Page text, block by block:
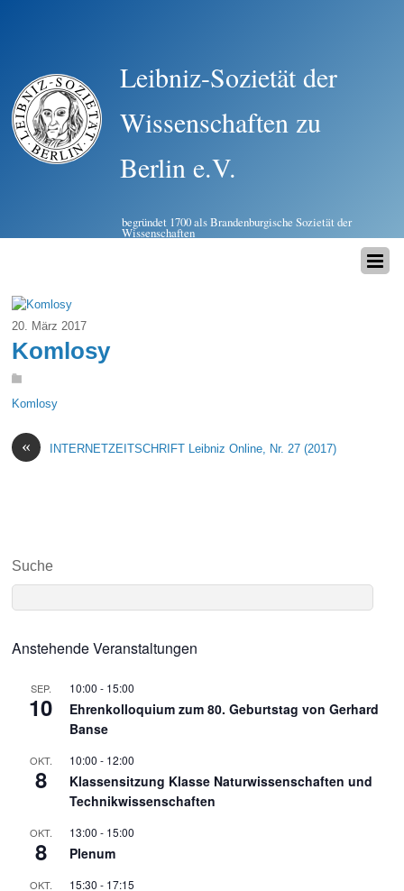
Leibniz-Sozietät der
Wissenschaften zu
Berlin e.V.
begründet 1700 als Brandenburgische Sozietät der
Wissenschaften
20. März 2017
Komlosy
Komlosy
« INTERNETZEITSCHRIFT Leibniz Online, Nr. 27 (2017)
Suche
Anstehende Veranstaltungen
SEP.
10
10:00 - 15:00
Ehrenkolloquium zum 80. Geburtstag von Gerhard
Banse
OKT.
8
10:00 - 12:00
Klassensitzung Klasse Naturwissenschaften und
Technikwissenschaften
OKT.
8
13:00 - 15:00
Plenum
OKT. 15:30 - 17:15